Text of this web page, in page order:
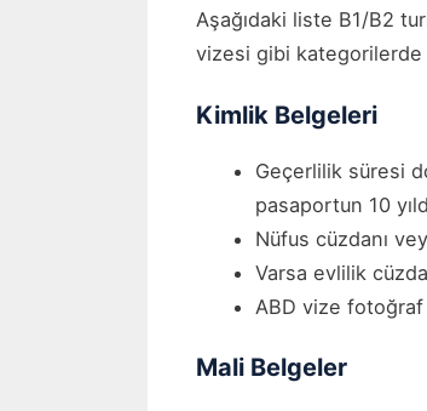
Aşağıdaki liste B1/B2
vizesi gibi
Kimlik Belgeleri
Geçerlilik süresi
pasaportun 10
Nüfus cüzdanı
Varsa evlilik
ABD vize
Mali Belgeler